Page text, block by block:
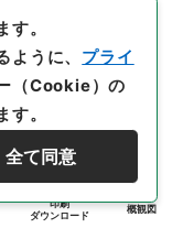
印刷
ダウンロード
概観図
。
うに、 プライ
（Cookie）の
。
全て同意